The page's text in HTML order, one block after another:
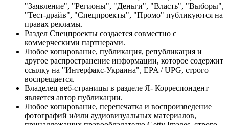
"Заявление", "Регионы", "Деньги", "Власть", "Выборы",
"Тест-драйв", "Спецпроекты", "Промо" публикуются на
правах рекламы.
Раздел Спецпроекты создается совместно с
коммерческими партнерами.
Любое копирование, публикация, републикация и
другое распространение информации, которое содержит
ссылку на "Интерфакс-Украина", EPA / UPG, строго
воспрещается.
Владелец веб-страницы в разделе Я- Корреспондент
является автор публикации.
Любое копирование, перепечатка и воспроизведение
фотографий и/или аудиовизуальных материалов,